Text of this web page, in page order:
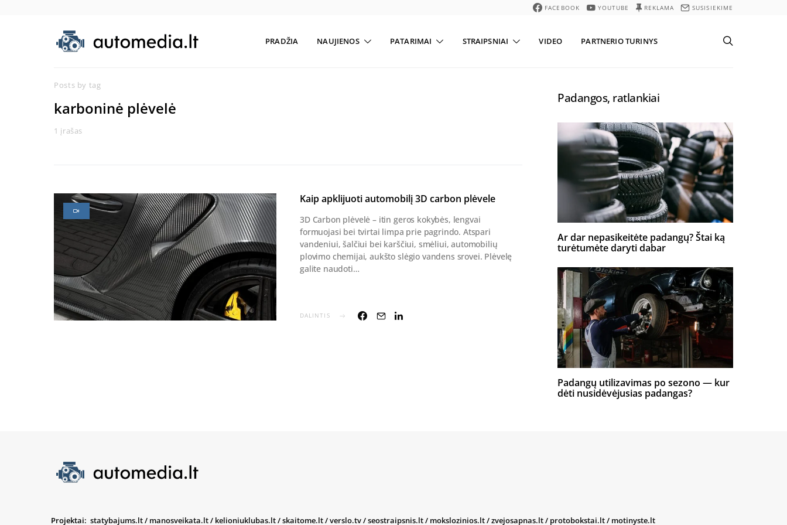
FACEBOOK YOUTUBE REKLAMA SUSISIEKIME
PRADŽIA NAUJIENOS PATARIMAI STRAIPSNIAI VIDEO PARTNERIO TURINYS
Posts by tag
karboninė plėvelė
1 įrašas
Kaip apklijuoti automobilį 3D carbon plėvele
3D Carbon plėvelė – itin geros kokybės, lengvai
formuojasi bei tvirtai limpa prie pagrindo. Atspari
vandeniui, šalčiui bei karščiui, smėliui, automobilių
plovimo chemijai, aukšto slėgio vandens srovei. Plėvelę
galite naudoti…
DALINTIS
Padangos, ratlankiai
Ar dar nepasikeitėte padangų? Štai ką
turėtumėte daryti dabar
Padangų utilizavimas po sezono — kur
dėti nusidėvėjusias padangas?
Projektai: statybajums.lt/ manosveikata.lt/ kelioniuklubas.lt/skaitome.lt/verslo.tv/seostraipsnis.lt/ mokslozinios.lt/zvejosapnas.lt/ protobokstai.lt/ motinyste.lt